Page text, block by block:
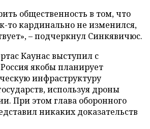
общественность в том, что
то кардинально не изменился,
– подчеркнул Синкявичюс.
Каунас выступил с
якобы планирует
инфраструктуру
используя дроны
При этом глава оборонного
никаких доказательств